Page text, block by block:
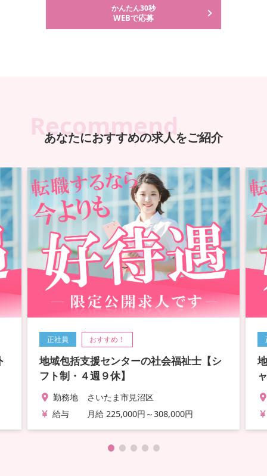
かんたん30秒
WEBで応募
Recommend
あなたにおすすめの求人をご紹介
正社員 おすすめ！
地域包括支援センターの社会福祉士【シ
フト制・４週９休】
勤務地
さいたま市見沼区
給与
月給 225,000円～308,000円